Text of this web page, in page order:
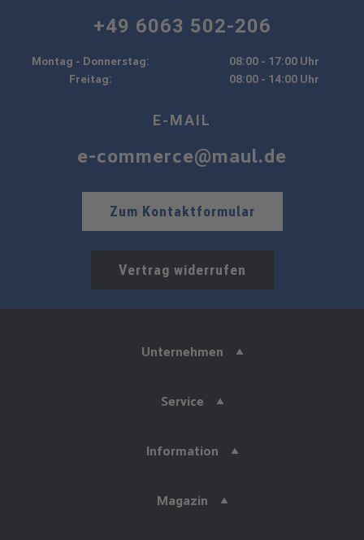
+49 6063 502-206
Montag - Donnerstag:
08:00 - 17:00 Uhr
Freitag:
08:00 - 14:00 Uhr
E-MAIL
e-commerce@maul.de
Zum Kontaktformular
Vertrag widerrufen
Unternehmen
Service
Information
Magazin